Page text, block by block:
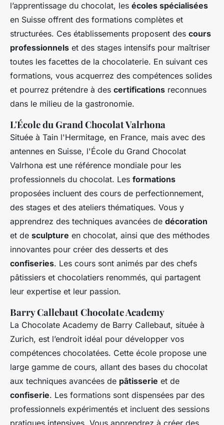
l’apprentissage du chocolat, les écoles spécialisées
en Suisse offrent des formations complètes et
structurées. Ces établissements proposent des cours
professionnels et des stages intensifs pour maîtriser
toutes les facettes de la chocolaterie. En suivant ces
formations, vous acquerrez des compétences solides
et pourrez prétendre à des certifications reconnues
dans le milieu de la gastronomie.
L'École du Grand Chocolat Valrhona
Située à Tain l'Hermitage, en France, mais avec des
antennes en Suisse, l'École du Grand Chocolat
Valrhona est une référence mondiale pour les
professionnels du chocolat. Les formations
proposées incluent des cours de perfectionnement,
des stages et des ateliers thématiques. Vous y
apprendrez des techniques avancées de décoration
et de sculpture en chocolat, ainsi que des méthodes
innovantes pour créer des desserts et des
confiseries. Les cours sont animés par des chefs
pâtissiers et chocolatiers renommés, qui partagent
leur expertise et leur passion.
Barry Callebaut Chocolate Academy
La Chocolate Academy de Barry Callebaut, située à
Zurich, est l’endroit idéal pour développer vos
compétences chocolatées. Cette école propose une
large gamme de cours, allant des bases du chocolat
aux techniques avancées de pâtisserie et de
confiserie. Les formations sont dispensées par des
professionnels expérimentés et incluent des sessions